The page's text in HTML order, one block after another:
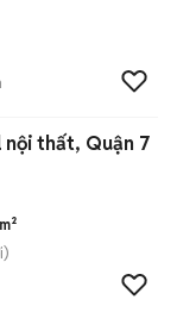
nội thất, Quận 7